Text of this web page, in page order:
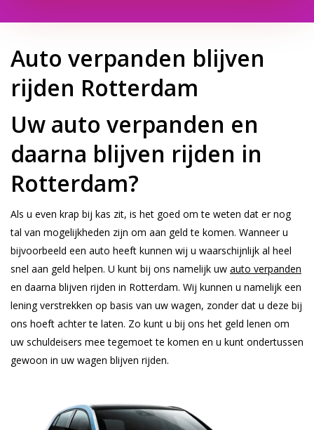
Auto verpanden blijven
rijden Rotterdam
Uw auto verpanden en
daarna blijven rijden in
Rotterdam?
Als u even krap bij kas zit, is het goed om te weten dat er nog
tal van mogelijkheden zijn om aan geld te komen. Wanneer u
bijvoorbeeld een auto heeft kunnen wij u waarschijnlijk al heel
snel aan geld helpen. U kunt bij ons namelijk uw auto verpanden
en daarna blijven rijden in Rotterdam. Wij kunnen u namelijk een
lening verstrekken op basis van uw wagen, zonder dat u deze bij
ons hoeft achter te laten. Zo kunt u bij ons het geld lenen om
uw schuldeisers mee tegemoet te komen en u kunt ondertussen
gewoon in uw wagen blijven rijden.